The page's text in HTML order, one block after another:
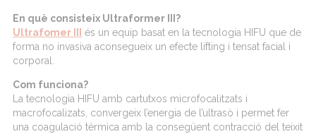
En què consisteix Ultraformer III?
Ultrafomer III
és un equip basat en la tecnologia HIFU que de
forma no invasiva aconsegueix un efecte lífting i tensat facial i
corporal.
Com funciona?
La tecnologia HIFU amb cartutxos microfocalitzats i
macrofocalizats, convergeix l’energia de l’ultrasò i permet fer
una coagulació tèrmica amb la consegüent contracció del teixit